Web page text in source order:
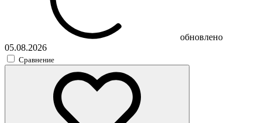
обновлено
05.08.2026
Сравнение